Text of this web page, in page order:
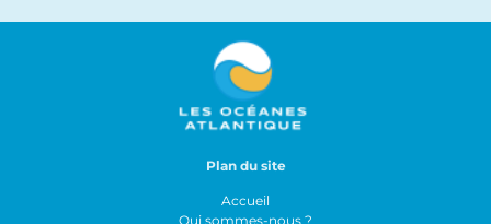
Plan du site
Accueil
Qui sommes-nous ?